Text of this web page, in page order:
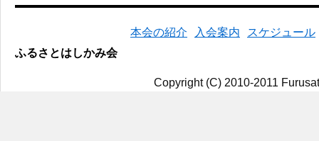
本会の紹介 入会案内
スケジュール
ふるさとはしかみ会
Copyright (C) 2010-2011